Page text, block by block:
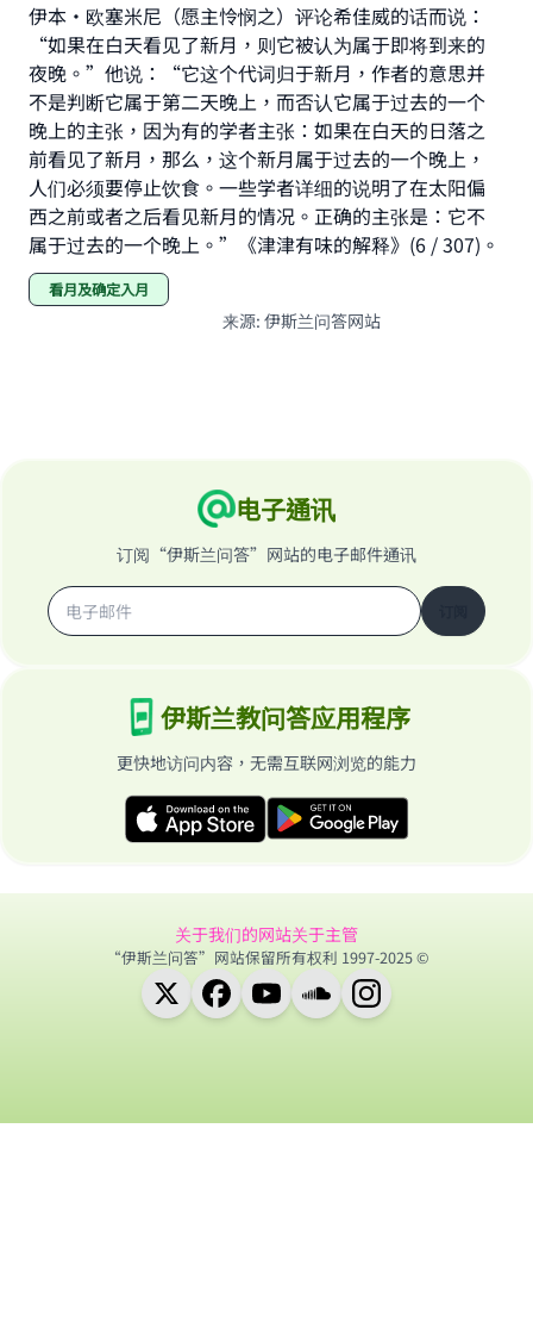
伊本•欧塞米尼（愿主怜悯之）评论希佳威的话而说：
“如果在白天看见了新月，则它被认为属于即将到来的
夜晚。”他说：“它这个代词归于新月，作者的意思并
不是判断它属于第二天晚上，而否认它属于过去的一个
晚上的主张，因为有的学者主张：如果在白天的日落之
前看见了新月，那么，这个新月属于过去的一个晚上，
人们必须要停止饮食。一些学者详细的说明了在太阳偏
西之前或者之后看见新月的情况。正确的主张是：它不
属于过去的一个晚上。”《津津有味的解释》(6 / 307)。
看月及确定入月
来源: 伊斯兰问答网站
电子通讯
订阅“伊斯兰问答”网站的电子邮件通讯
伊斯兰教问答应用程序
更快地访问内容，无需互联网浏览的能力
关于我们的网站关于主管
“伊斯兰问答”网站保留所有权利 1997-2025 ©